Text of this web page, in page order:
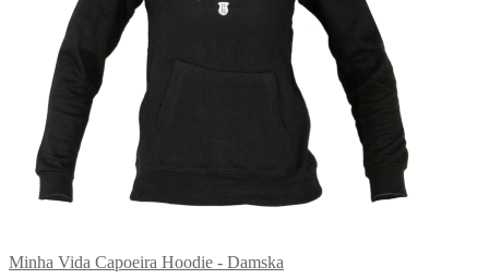
Minha Vida Capoeira Hoodie - Damska